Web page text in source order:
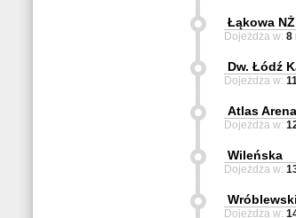
Łąkowa NŻ
Dojeżdża w: 8
Dw. Łódź
Dojeżdża w:
Atlas Arena
Dojeżdża w:
Wileńska
Dojeżdża w:
Dojeżdża w: